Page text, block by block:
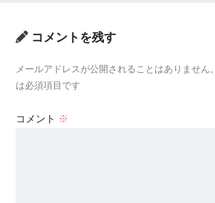
コメントを残す
メールアドレスが公開されることはありません。
は必須項目です
コメント ※